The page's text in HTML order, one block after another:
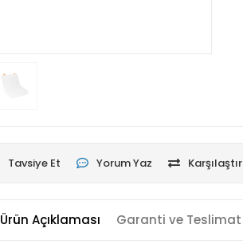
Tavsiye Et Yorum Yaz Karşılaştır
Ürün Açıklaması Garanti ve Teslimat